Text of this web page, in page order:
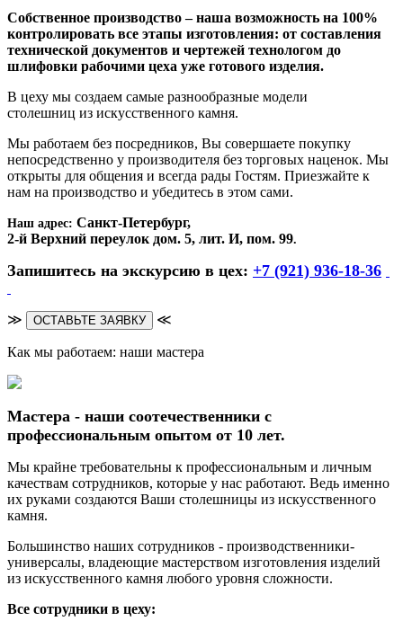
Собственное производство – наша возможность на 100%
контролировать все этапы изготовления: от составления
технической документов и чертежей технологом до
шлифовки рабочими цеха уже готового изделия.
В цеху мы создаем самые разнообразные модели
столешниц из искусственного камня.
Мы работаем без посредников, Вы совершаете покупку
непосредственно у производителя без торговых наценок. Мы
открыты для общения и всегда рады Гостям. Приезжайте к
нам на производство и убедитесь в этом сами.
Наш адрес: Санкт-Петербург,
2-й Верхний переулок дом. 5, лит. И, пом. 99.
Запишитесь на экскурсию в цех: +7 (921) 936-18-36
≫ ОСТАВЬТЕ ЗАЯВКУ ≪
Как мы работаем: наши мастера
Мастера - наши соотечественники с
профессиональным опытом от 10 лет.
Мы крайне требовательны к профессиональным и личным
качествам сотрудников, которые у нас работают. Ведь именно
их руками создаются Ваши столешницы из искусственного
камня.
Большинство наших сотрудников - производственники-
универсалы, владеющие мастерством изготовления изделий
из искусственного камня любого уровня сложности.
Все сотрудники в цеху: